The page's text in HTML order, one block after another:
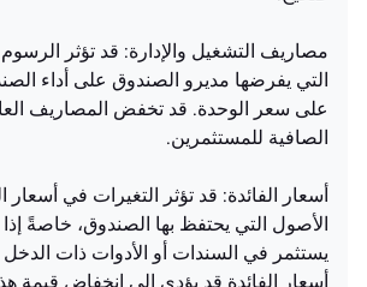
مصاريف التشغيل والإدارة: قد تؤثر
التي يفرضها مديرو الصندوق على أداء
على سعر الوحدة. قد تخفض المصاريف
الصافية للمستثمرين.
أسعار الفائدة: قد تؤثر التغيرات في أسعار
الأصول التي يحتفظ بها الصندوق، خاصةً
يستثمر في السندات أو الأدوات ذات الدخل
أسعار الفائدة قد يؤدي إلى انخفاض قيمة